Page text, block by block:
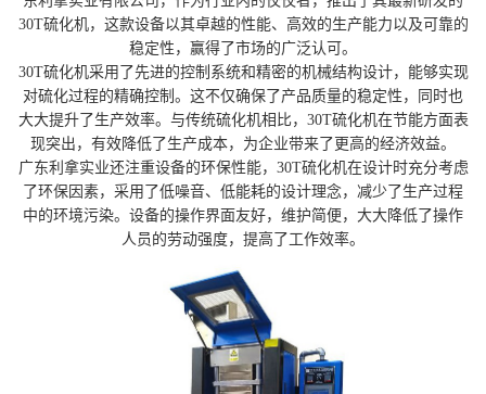
30T硫化机，这款设备以其卓越的性能、高效的生产能力以及可靠的
稳定性，赢得了市场的广泛认可。
30T硫化机采用了先进的控制系统和精密的机械结构设计，能够实现
对硫化过程的精确控制。这不仅确保了产品质量的稳定性，同时也
大大提升了生产效率。与传统硫化机相比，30T硫化机在节能方面表
现突出，有效降低了生产成本，为企业带来了更高的经济效益。
广东利拿实业还注重设备的环保性能，30T硫化机在设计时充分考虑
了环保因素，采用了低噪音、低能耗的设计理念，减少了生产过程
中的环境污染。设备的操作界面友好，维护简便，大大降低了操作
人员的劳动强度，提高了工作效率。